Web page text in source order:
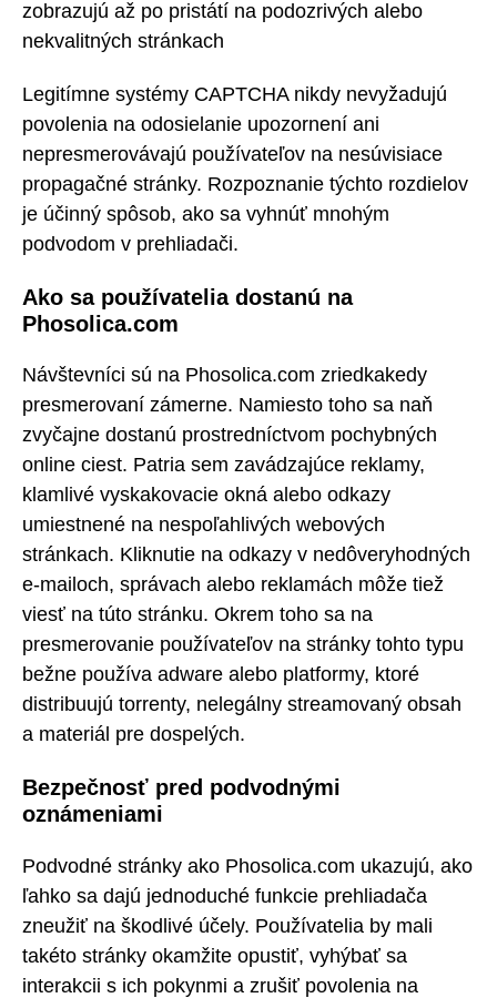
zobrazujú až po pristátí na podozrivých alebo
nekvalitných stránkach
Legitímne systémy CAPTCHA nikdy nevyžadujú
povolenia na odosielanie upozornení ani
nepresmerovávajú používateľov na nesúvisiace
propagačné stránky. Rozpoznanie týchto rozdielov
je účinný spôsob, ako sa vyhnúť mnohým
podvodom v prehliadači.
Ako sa používatelia dostanú na
Phosolica.com
Návštevníci sú na Phosolica.com zriedkakedy
presmerovaní zámerne. Namiesto toho sa naň
zvyčajne dostanú prostredníctvom pochybných
online ciest. Patria sem zavádzajúce reklamy,
klamlivé vyskakovacie okná alebo odkazy
umiestnené na nespoľahlivých webových
stránkach. Kliknutie na odkazy v nedôveryhodných
e-mailoch, správach alebo reklamách môže tiež
viesť na túto stránku. Okrem toho sa na
presmerovanie používateľov na stránky tohto typu
bežne používa adware alebo platformy, ktoré
distribuujú torrenty, nelegálny streamovaný obsah
a materiál pre dospelých.
Bezpečnosť pred podvodnými
oznámeniami
Podvodné stránky ako Phosolica.com ukazujú, ako
ľahko sa dajú jednoduché funkcie prehliadača
zneužiť na škodlivé účely. Používatelia by mali
takéto stránky okamžite opustiť, vyhýbať sa
interakcii s ich pokynmi a zrušiť povolenia na